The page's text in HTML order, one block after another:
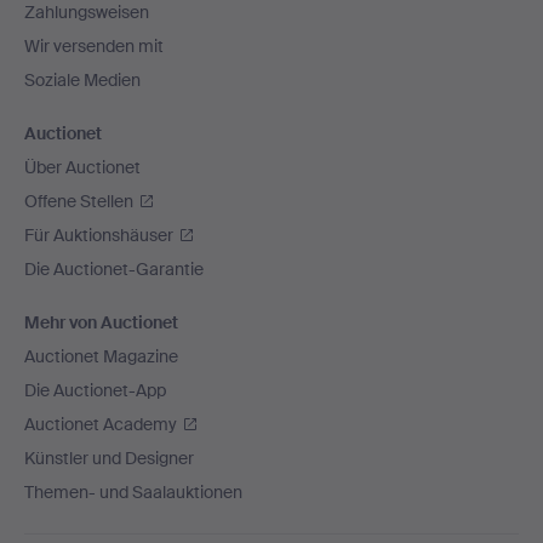
Zahlungsweisen
Wir versenden mit
Soziale Medien
Auctionet
Über Auctionet
Offene Stellen
Für Auktionshäuser
Die Auctionet-Garantie
Mehr von Auctionet
Auctionet Magazine
Die Auctionet-App
Auctionet Academy
Künstler und Designer
Themen- und Saalauktionen